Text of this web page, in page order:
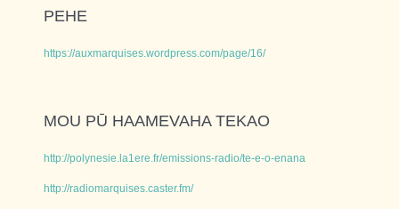
PEHE
https://auxmarquises.wordpress.com/page/16/
MOU PŪ HAAMEVAHA TEKAO
http://polynesie.la1ere.fr/emissions-radio/te-e-o-enana
http://radiomarquises.caster.fm/